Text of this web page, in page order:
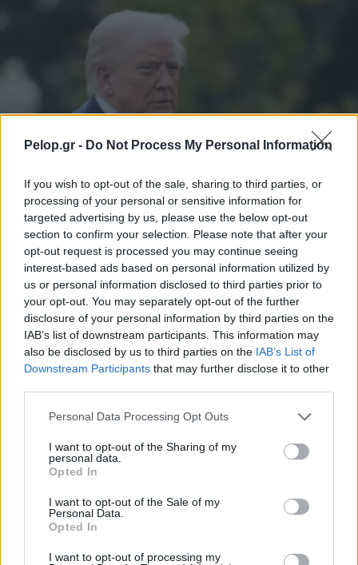
Pelop.gr - Do Not Process My Personal Information
If you wish to opt-out of the sale, sharing to third parties, or
processing of your personal or sensitive information for
targeted advertising by us, please use the below opt-out
section to confirm your selection. Please note that after your
opt-out request is processed you may continue seeing
interest-based ads based on personal information utilized by
us or personal information disclosed to third parties prior to
your opt-out. You may separately opt-out of the further
disclosure of your personal information by third parties on the
IAB’s list of downstream participants. This information may
also be disclosed by us to third parties on the IAB’s List of
Downstream Participants that may further disclose it to other
Please note that this website/app uses one or more Google
not limited to your visit or usage behaviour. You may click to
grant or deny consent to Google and its third-party tags to
use your data for below specified purposes in below Google
consent section.
Personal Data Processing Opt Outs
I want to opt-out of the Sharing of my
personal data.
Opted In
I want to opt-out of the Sale of my
Personal Data.
Opted In
I want to opt-out of processing my
ΑΘΛΗΤΙΣΜΟΣ
Πολιτική παρέμβαση στο Μουντιάλ, το
τηλεφώνημα Τραμπ στον Ινφαντίνο